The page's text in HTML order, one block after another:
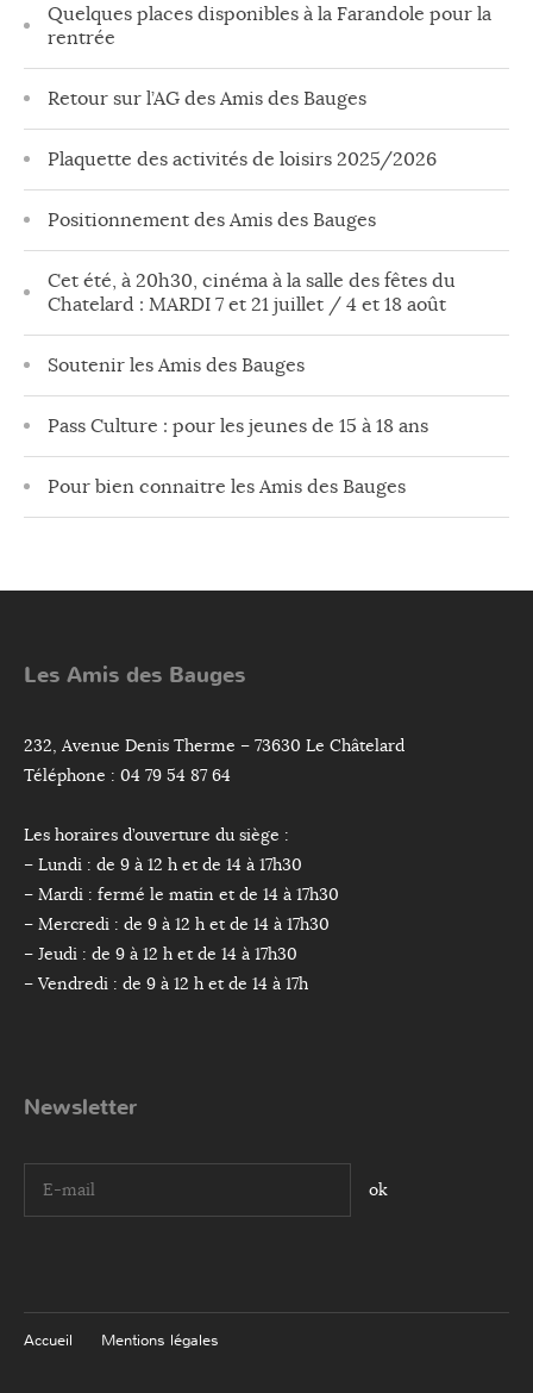
Quelques places disponibles à la Farandole pour la
rentrée
Retour sur l’AG des Amis des Bauges
Plaquette des activités de loisirs 2025/2026
Positionnement des Amis des Bauges
Cet été, à 20h30, cinéma à la salle des fêtes du
Chatelard : MARDI 7 et 21 juillet / 4 et 18 août
Soutenir les Amis des Bauges
Pass Culture : pour les jeunes de 15 à 18 ans
Pour bien connaitre les Amis des Bauges
Les Amis des Bauges
232, Avenue Denis Therme – 73630 Le Châtelard
Téléphone : 04 79 54 87 64
Les horaires d’ouverture du siège :
– Lundi : de 9 à 12 h et de 14 à 17h30
– Mardi : fermé le matin et de 14 à 17h30
– Mercredi : de 9 à 12 h et de 14 à 17h30
– Jeudi : de 9 à 12 h et de 14 à 17h30
– Vendredi : de 9 à 12 h et de 14 à 17h
Newsletter
I agree terms and conditions.*
Accueil Mentions légales